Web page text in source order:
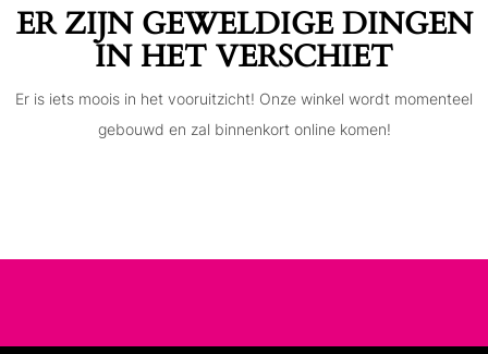
ER ZIJN GEWELDIGE DINGEN
IN HET VERSCHIET
Er is iets moois in het vooruitzicht! Onze winkel wordt momenteel
gebouwd en zal binnenkort online komen!